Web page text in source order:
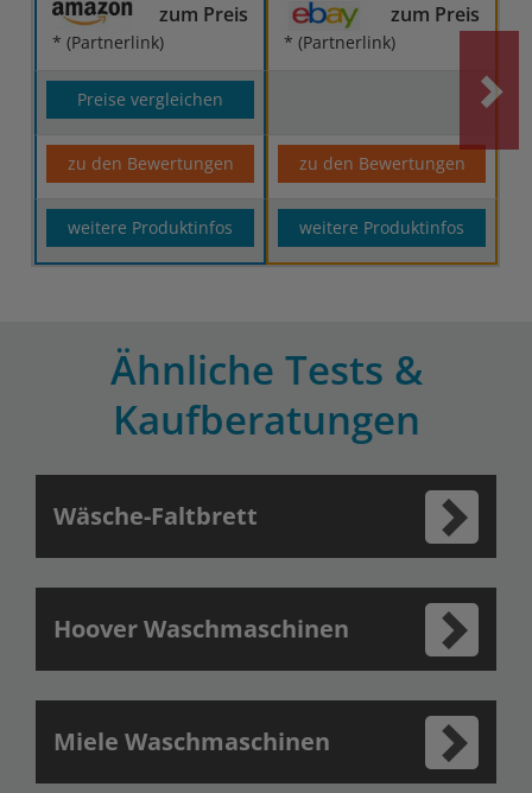
zum Preis
* (Partnerlink)
zum Preis
* (Partnerlink)
Preise vergleichen
zu den Bewertungen zu den Bewertungen
weitere Produktinfos weitere Produktinfos
Ähnliche Tests &
Kaufberatungen
Wäsche-Faltbrett
Hoover Waschmaschinen
Miele Waschmaschinen